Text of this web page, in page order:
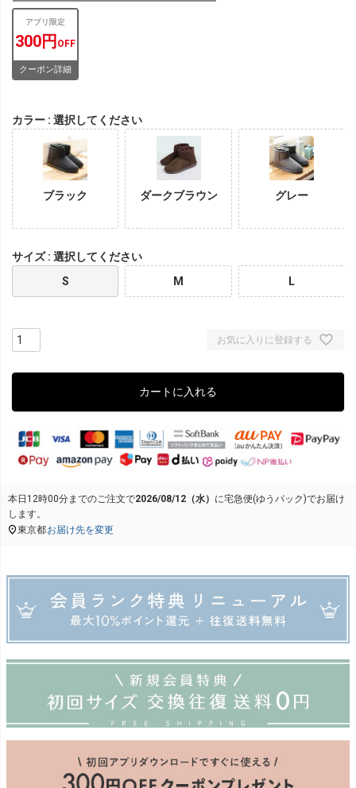
アプリ限定
300円 OFF
クーポン詳細
カラー 選択してください
ブラック ダークブラウン グレー
サイズ
選択してください
S
M L
お気に入りに登録する
カートに入れる
本日 12時00分までのご注文で2026/08/12（水） に宅急便(ゆうパック)でお届け
します。
東京都お届け先を変更